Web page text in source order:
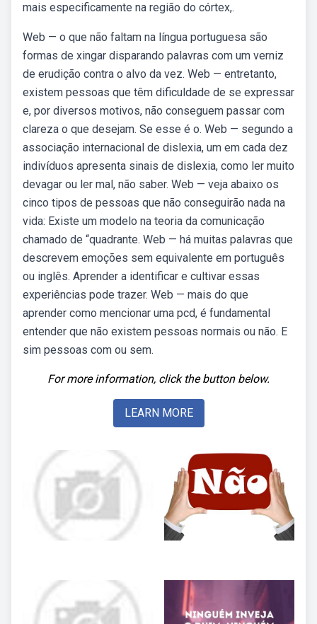
mais especificamente na região do córtex,.
Web — o que não faltam na língua portuguesa são
formas de xingar disparando palavras com um verniz
de erudição contra o alvo da vez. Web — entretanto,
existem pessoas que têm dificuldade de se expressar
e, por diversos motivos, não conseguem passar com
clareza o que desejam. Se esse é o. Web — segundo a
associação internacional de dislexia, um em cada dez
indivíduos apresenta sinais de dislexia, como ler muito
devagar ou ler mal, não saber. Web — veja abaixo os
cinco tipos de pessoas que não conseguirão nada na
vida: Existe um modelo na teoria da comunicação
chamado de “quadrante. Web — há muitas palavras que
descrevem emoções sem equivalente em português
ou inglês. Aprender a identificar e cultivar essas
experiências pode trazer. Web — mais do que
aprender como mencionar uma pcd, é fundamental
entender que não existem pessoas normais ou não. E
sim pessoas com ou sem.
For more information, click the button below.
LEARN MORE